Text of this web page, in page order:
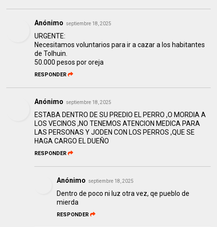
Anónimo septiembre 18, 2025
URGENTE:
Necesitamos voluntarios para ir a cazar a los habitantes
de Tolhuin.
50.000 pesos por oreja
RESPONDER
Anónimo septiembre 18, 2025
ESTABA DENTRO DE SU PREDIO EL PERRO ,O MORDIA A
LOS VECINOS ,NO TENEMOS ATENCION MEDICA PARA
LAS PERSONAS Y JODEN CON LOS PERROS ,QUE SE
HAGA CARGO EL DUEÑO
RESPONDER
Anónimo septiembre 18, 2025
Dentro de poco ni luz otra vez, qe pueblo de
mierda
RESPONDER